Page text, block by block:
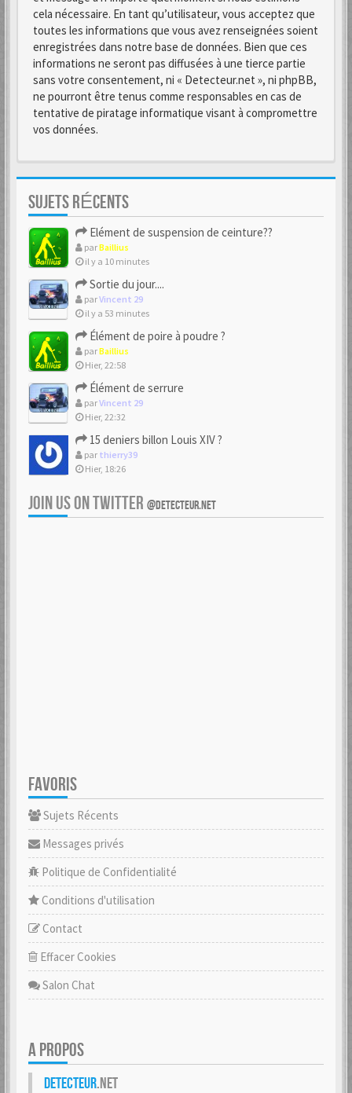
cela nécessaire. En tant qu’utilisateur, vous acceptez que
toutes les informations que vous avez renseignées soient
enregistrées dans notre base de données. Bien que ces
informations ne seront pas diffusées à une tierce partie
sans votre consentement, ni « Detecteur.net », ni phpBB,
ne pourront être tenus comme responsables en cas de
tentative de piratage informatique visant à compromettre
vos données.
SUJETS RÉCENTS
Elément de suspension de ceinture??
parBaillius
il y a 10 minutes
Sortie du jour....
parVincent 29
il y a 53 minutes
Élément de poire à poudre ?
parBaillius
Hier, 22:58
Élément de serrure
parVincent 29
Hier, 22:32
15 deniers billon Louis XIV ?
par thierry39
Hier, 18:26
JOIN US ON TWITTER @DETECTEUR.NET
FAVORIS
Sujets Récents
Messages privés
Politique de Confidentialité
Conditions d'utilisation
Contact
Effacer Cookies
Salon Chat
A PROPOS
Detecteur.net